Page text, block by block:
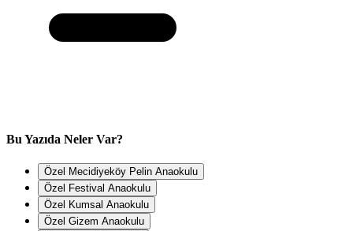
Bu Yazıda Neler Var?
Özel Mecidiyeköy Pelin Anaokulu
Özel Festival Anaokulu
Özel Kumsal Anaokulu
Özel Gizem Anaokulu